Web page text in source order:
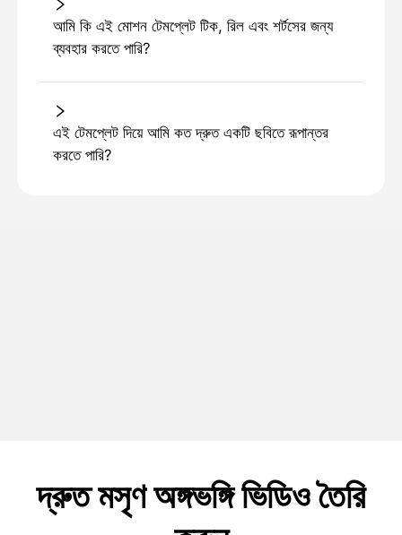
আমি কি এই মোশন টেমপ্লেট টিক, রিল এবং শর্টসের জন্য
ব্যবহার করতে পারি?
এই টেমপ্লেট দিয়ে আমি কত দ্রুত একটি ছবিতে রূপান্তর
করতে পারি?
দ্রুত মসৃণ অঙ্গভঙ্গি ভিডিও তৈরি